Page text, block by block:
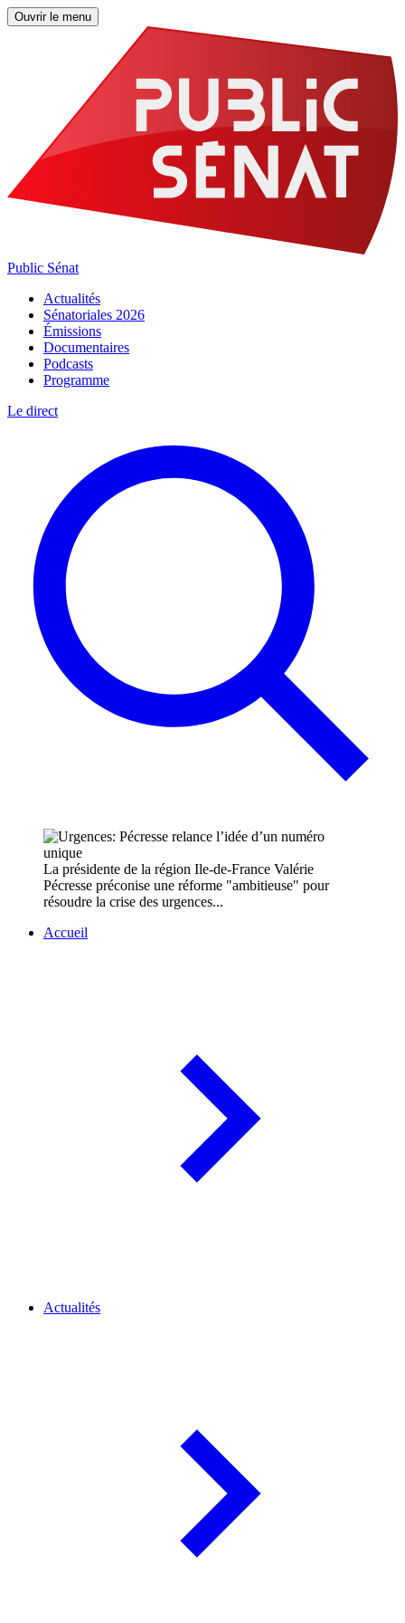
Ouvrir le menu
Public Sénat
Actualités
Sénatoriales 2026
Émissions
Documentaires
Podcasts
Programme
Le direct
La présidente de la région Ile-de-France Valérie
Pécresse préconise une réforme "ambitieuse" pour
résoudre la crise des urgences...
Accueil
Actualités